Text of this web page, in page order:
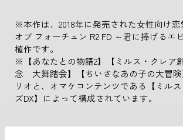
※本作は、2018年に発売された女性向け恋
オブ フォーチュン R2 FD ～君に捧げるエ
植作です。
※【あなたとの物語2】【ミルス・クレア
念 大舞踏会】【ちいさなあの子の大冒険
リオと、オマケコンテンツである【ミル
ズDX】によって構成されています。